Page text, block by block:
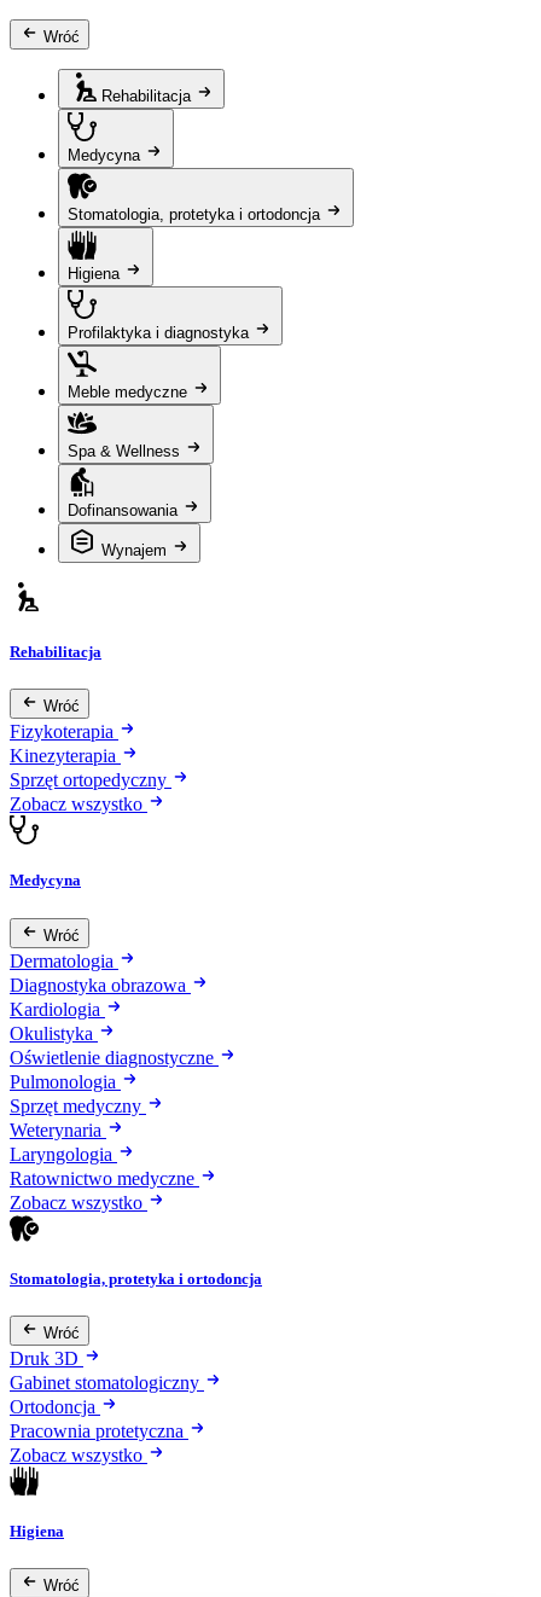
Wróć
Rehabilitacja
Medycyna
Stomatologia, protetyka i ortodoncja
Higiena
Profilaktyka i diagnostyka
Meble medyczne
Spa & Wellness
Dofinansowania
Wynajem
Rehabilitacja
Wróć
Fizykoterapia
Kinezyterapia
Sprzęt ortopedyczny
Zobacz wszystko
Medycyna
Wróć
Dermatologia
Diagnostyka obrazowa
Kardiologia
Okulistyka
Oświetlenie diagnostyczne
Pulmonologia
Sprzęt medyczny
Weterynaria
Laryngologia
Ratownictwo medyczne
Zobacz wszystko
Stomatologia, protetyka i ortodoncja
Wróć
Druk 3D
Gabinet stomatologiczny
Ortodoncja
Pracownia protetyczna
Zobacz wszystko
Higiena
Wróć